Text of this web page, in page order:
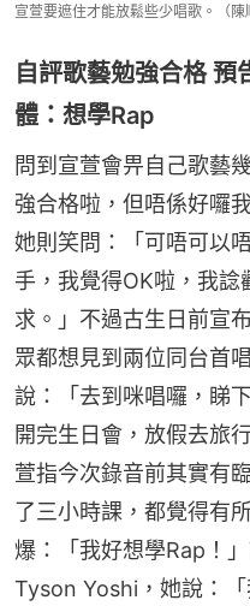
宣萱要遮住才能放鬆些少唱歌。（陳
自評歌藝勉強合格 預
體：想學Rap
問到宣萱會畀自己歌藝
強合格啦，但唔係好囉
她則笑問：「可唔可以
手，我覺得OK啦，我諗
求。」不過古生日前宣
眾都想見到兩位同台首
說：「去到咪唱囉，睇
開完生日會，放假去旅
萱指今次錄音前其實有
了三小時課，都覺得有
爆：「我好想學Rap！
Tyson Yoshi，她說：